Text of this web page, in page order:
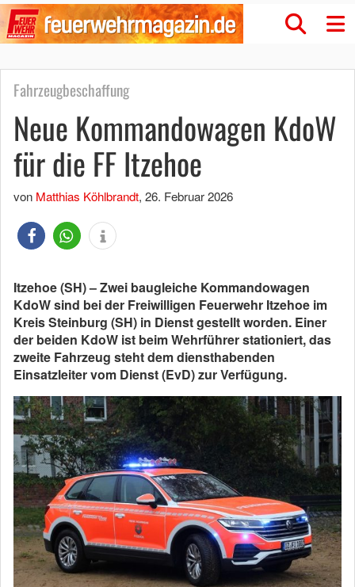
Fahrzeugbeschaffung
Neue Kommandowagen KdoW
für die FF Itzehoe
von Matthias Köhlbrandt, 26. Februar 2026
Itzehoe (SH) – Zwei baugleiche Kommandowagen
KdoW sind bei der Freiwilligen Feuerwehr Itzehoe im
Kreis Steinburg (SH) in Dienst gestellt worden. Einer
der beiden KdoW ist beim Wehrführer stationiert, das
zweite Fahrzeug steht dem diensthabenden
Einsatzleiter vom Dienst (EvD) zur Verfügung.